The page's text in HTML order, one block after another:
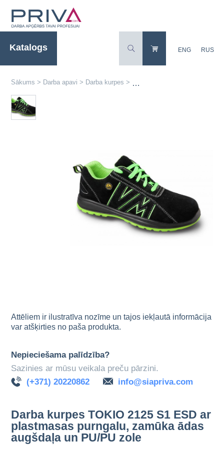
Katalogs ENG RUS
Sākums > Darba apavi > Darba kurpes >
Attēliem ir ilustratīva nozīme un tajos iekļautā informācija
var atšķirties no paša produkta.
Nepieciešama palīdzība?
Sazinies ar mūsu veikala preču pārzini.
(+371) 20220862
info@siapriva.com
Darba kurpes TOKIO 2125 S1 ESD ar
plastmasas purngalu, zamūka ādas
augšdaļa un PU/PU zole